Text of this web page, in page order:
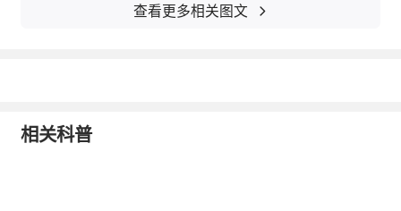
查看更多相关图文
相关科普